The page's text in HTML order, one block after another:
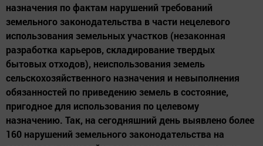
назначения по фактам нарушений требований
земельного законодательства в части нецелевого
использования земельных участков (незаконная
разработка карьеров, складирование твердых
бытовых отходов), неиспользования земель
сельскохозяйственного назначения и невыполнения
обязанностей по приведению земель в состояние,
пригодное для использования по целевому
назначению. Так, на сегодняшний день выявлено более
160 нарушений земельного законодательства на